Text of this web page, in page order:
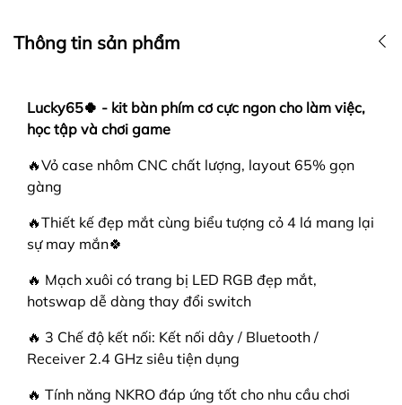
Thông tin sản phẩm
Lucky65🍀 - kit bàn phím cơ cực ngon cho làm việc,
học tập và chơi game
🔥Vỏ case nhôm CNC chất lượng, layout 65% gọn
gàng
🔥Thiết kế đẹp mắt cùng biểu tượng cỏ 4 lá mang lại
sự may mắn🍀
🔥 Mạch xuôi có trang bị LED RGB đẹp mắt,
hotswap dễ dàng thay đổi switch
🔥 3 Chế độ kết nối: Kết nối dây / Bluetooth /
Receiver 2.4 GHz siêu tiện dụng
🔥 Tính năng NKRO đáp ứng tốt cho nhu cầu chơi